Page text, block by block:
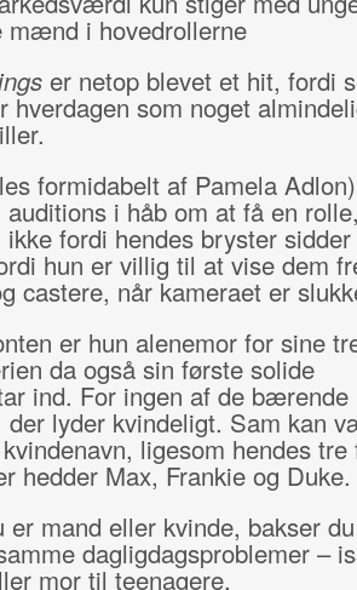
mænd i hovedrollerne
er netop blevet et hit, fordi
hverdagen som noget
formidabelt af Pamela
i håb om at få en
fordi hendes bryster
hun er villig til at vise dem
castere, når kameraet er
er hun alenemor for sine
da også sin første solide
ind. For ingen af de bærende
der lyder kvindeligt. Sam kan
ligesom hendes tre
hedder Max, Frankie og Duke.
er mand eller kvinde, bakser
dagligdagsproblemer –
mor til teenagere.